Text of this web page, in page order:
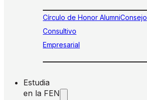
Círculo de Honor AlumniConsejo
Consultivo
Empresarial
Estudia
en la FEN